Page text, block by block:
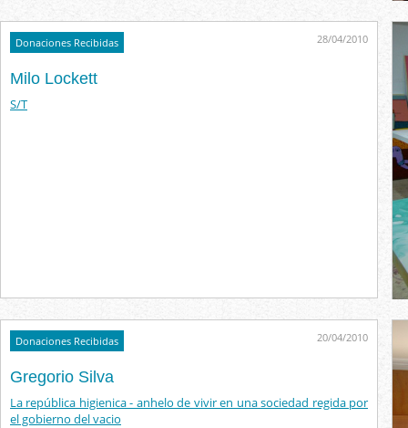
Donaciones Recibidas 28/04/2010
Milo Lockett
S/T
Donaciones Recibidas 20/04/2010
Gregorio Silva
La república higienica - anhelo de vivir en una sociedad regida por
el gobierno del vacio